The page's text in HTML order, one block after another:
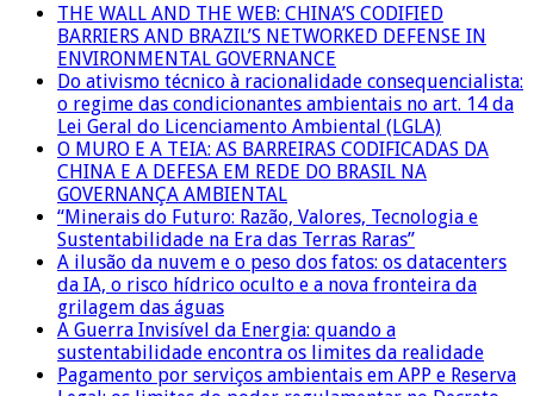
THE WALL AND THE WEB: CHINA’S CODIFIED
BARRIERS AND BRAZIL’S NETWORKED DEFENSE IN
ENVIRONMENTAL GOVERNANCE
Do ativismo técnico à racionalidade consequencialista:
o regime das condicionantes ambientais no art. 14 da
Lei Geral do Licenciamento Ambiental (LGLA)
O MURO E A TEIA: AS BARREIRAS CODIFICADAS DA
CHINA E A DEFESA EM REDE DO BRASIL NA
GOVERNANÇA AMBIENTAL
“Minerais do Futuro: Razão, Valores, Tecnologia e
Sustentabilidade na Era das Terras Raras”
A ilusão da nuvem e o peso dos fatos: os datacenters
da IA, o risco hídrico oculto e a nova fronteira da
grilagem das águas
A Guerra Invisível da Energia: quando a
sustentabilidade encontra os limites da realidade
Pagamento por serviços ambientais em APP e Reserva